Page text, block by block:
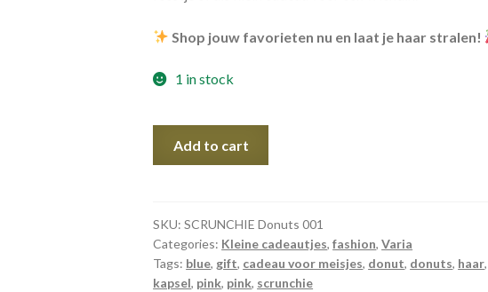
Shop jouw favorieten nu en laat je haar stralen!
1 in stock
Add to cart
SKU:SCRUNCHIE Donuts 001
Categories: Kleine cadeautjes,fashion,Varia
Tags: blue,gift, cadeau voor meisjes, donut, donuts, haar,
kapsel, pink, pink, scrunchie